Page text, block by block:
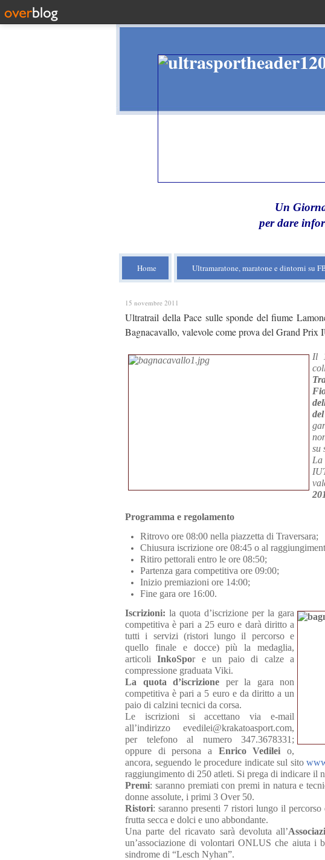
Un
per dare
Home Ultramaratone, maratone e dintorni su
15 novembre 2011
Ultratrail della Pace sulle sponde del fiume
Bagnacavallo, valevole come prova del Grand
Il
su
La
Programma e regolamento
Ritrovo ore 08:00 nella piazzetta di Traversara;
Chiusura iscrizione ore 08:45 o al
Ritiro pettorali entro le ore 08:50;
Partenza gara competitiva ore 09:00;
Inizio premiazioni ore 14:00;
Fine gara ore 16:00.
Iscrizioni: la quota d’iscrizione per la gara
competitiva è pari a 25 euro e darà diritto a
tutti i servizi (ristori lungo il percorso e
quello finale e docce) più la medaglia,
articoliInkoSpor e un paio di calze a
compressione graduata Viki.
La quota d’iscrizione per la gara non
competitiva è pari a 5 euro e da diritto a un
paio di calzini tecnici da corsa.
Le iscrizioni si accettano via e-mail
all’indirizzo evedilei@krakatoasport.com,
per telefono al numero 347.3678331;
oppure di persona a Enrico Vedilei o,
ancora, seguendo le procedure indicate sul sito
raggiungimento di 250 atleti. Si prega di indicare il
Premi: saranno premiati con premi in natura e
donne assolute, i primi 3 Over 50.
Ristori: saranno presenti 7 ristori lungo il
frutta secca e dolci e uno abbondante.
Una parte del ricavato sarà devoluta all’
un’associazione di volontari ONLUS che aiuta i
sindrome di “Lesch Nyhan”.